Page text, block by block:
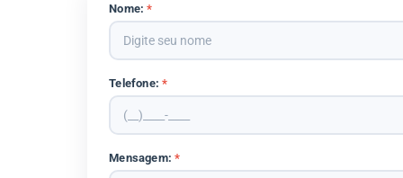
Nome:*
Telefone:*
Mensagem:*